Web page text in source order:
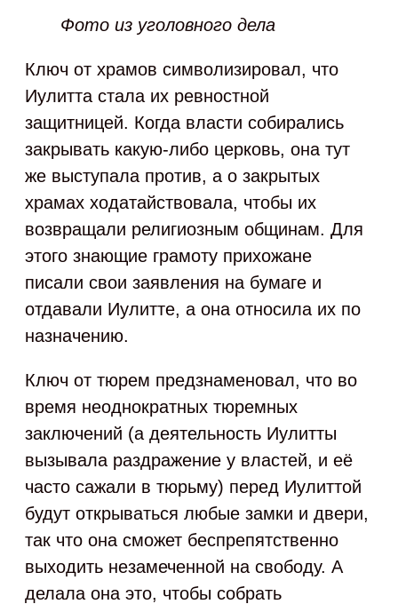
Фото из уголовного дела
Ключ от храмов символизировал, что
Иулитта стала их ревностной
защитницей. Когда власти собирались
закрывать какую‑либо церковь, она тут
же выступала против, а о закрытых
храмах ходатайствовала, чтобы их
возвращали религиозным общинам. Для
этого знающие грамоту прихожане
писали свои заявления на бумаге и
отдавали Иулитте, а она относила их по
назначению.
Ключ от тюрем предзнаменовал, что во
время неоднократных тюремных
заключений (а деятельность Иулитты
вызывала раздражение у властей, и её
часто сажали в тюрьму) перед Иулиттой
будут открываться любые замки и двери,
так что она сможет беспрепятственно
выходить незамеченной на свободу. А
делала она это, чтобы собрать